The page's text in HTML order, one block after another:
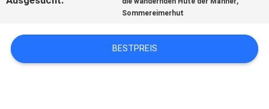
FÄLLE
Sommereimerhut
BESTPREIS